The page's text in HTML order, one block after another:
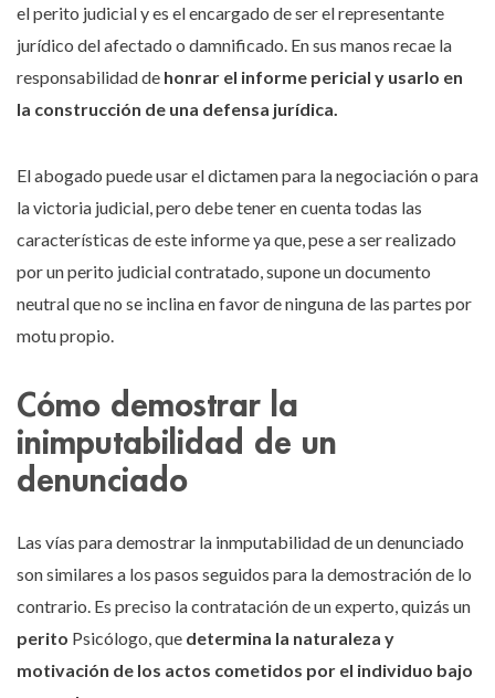
el perito judicial y es el encargado de ser el representante
jurídico del afectado o damnificado. En sus manos recae la
responsabilidad de honrar el informe pericial y usarlo en
la construcción de una defensa jurídica.
El abogado puede usar el dictamen para la negociación o para
la victoria judicial, pero debe tener en cuenta todas las
características de este informe ya que, pese a ser realizado
por un perito judicial contratado, supone un documento
neutral que no se inclina en favor de ninguna de las partes por
motu propio.
Cómo demostrar la
inimputabilidad de un
denunciado
Las vías para demostrar la inmputabilidad de un denunciado
son similares a los pasos seguidos para la demostración de lo
contrario. Es preciso la contratación de un experto, quizás un
perito Psicólogo, que determina la naturaleza y
motivación de los actos cometidos por el individuo bajo